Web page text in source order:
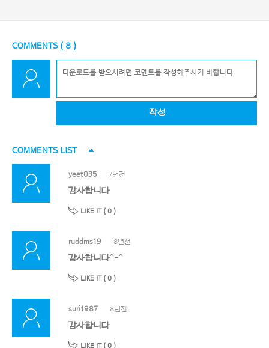
COMMENTS ( 8 )
작성
COMMENTS LIST
yeet035 7년전
감사합니다
LIKE IT ( 0 )
ruddms19 8년전
감사합니다^-^
LIKE IT ( 0 )
suri1987 8년전
감사합니다
LIKE IT ( 0 )